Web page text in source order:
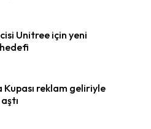
Unitree için yeni
Kupası reklam geliriyle